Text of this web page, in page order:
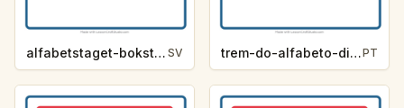
alfabetstaget-bokstavsledtrad-vader-8f1d SV trem-do-alfabeto-dica-de-letra-clima-f0f9PT